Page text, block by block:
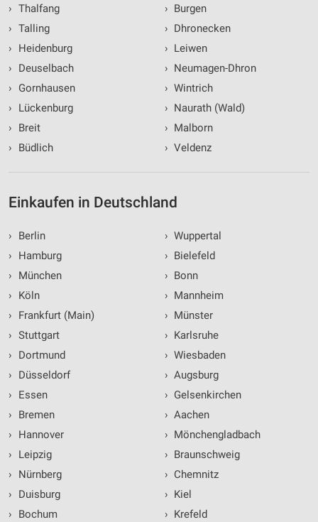
› Thalfang
› Talling
›
Heidenburg
›
Deuselbach
›
Gornhausen
›
Lückenburg
›
Breit
›
Büdlich
› Burgen
› Dhronecken
› Leiwen
› Neumagen-Dhron
› Wintrich
› Naurath (Wald)
› Malborn
› Veldenz
Einkaufen in Deutschland
›
Berlin
›
Hamburg
›
München
›
Köln
›
Frankfurt (Main)
› Stuttgart
›
Dortmund
›
Düsseldorf
›
Essen
›
Bremen
›
Hannover
›
Leipzig
›
Nürnberg
›
Duisburg
›
Bochum
› Wuppertal
› Bielefeld
› Bonn
› Mannheim
› Münster
› Karlsruhe
› Wiesbaden
› Augsburg
› Gelsenkirchen
› Aachen
› Mönchengladbach
› Braunschweig
› Chemnitz
› Kiel
› Krefeld
Werbung